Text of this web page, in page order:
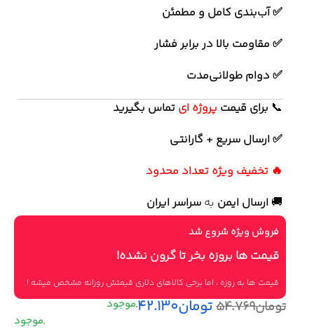
✅ آب‌بندی کامل و مطمئن
✅ مقاومت بالا در برابر فشار
✅ دوام طولانی‌مدت
📞 برای قیمت پروژه ای تماس بگیرید
✅ ارسال سریع + گارانتی
🔥 تخفیف ویژه تعداد محدود
🚚 ارسال ایمن به سراسر ایران
فروش ویژه شروع شد
قیمت ها بروزه بخر تا گرون نشده!
قیمت ها به روزه ، اما برخی کالاهای دلاری قیمتش روزانه مشخص میشه !
تومان۵۴.۷۶۹تومان۴۲.۱۳۰